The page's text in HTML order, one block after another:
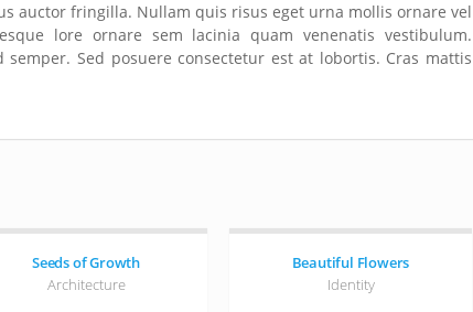
auctor fringilla. Nullam quis risus eget urna mollis ornare vel
lore ornare sem lacinia quam venenatis vestibulum.
Sed posuere consectetur est at lobortis. Cras mattis
Seeds of Growth
Architecture
Beautiful Flowers
Identity